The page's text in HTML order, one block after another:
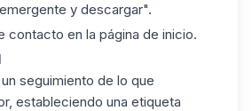
y descargar".
contacto en la página de inicio.
seguimiento de lo que
estableciendo una etiqueta